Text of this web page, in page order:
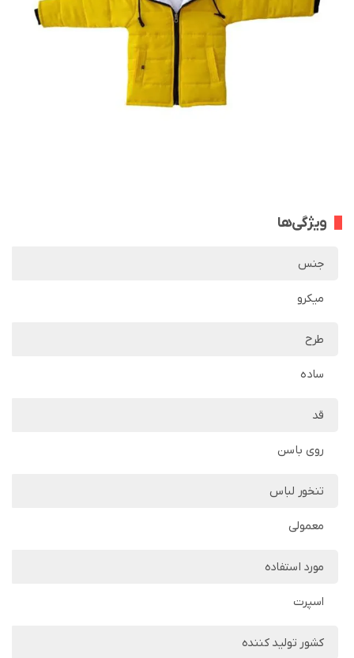
ویژگی‌ها
جنس
میکرو
طرح
ساده
قد
روی باسن
تنخور لباس
معمولی
مورد استفاده
اسپرت
کشور تولید کننده